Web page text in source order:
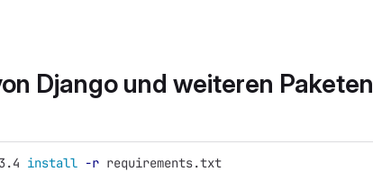
Django und weiteren Paketen
install -r requirements.txt